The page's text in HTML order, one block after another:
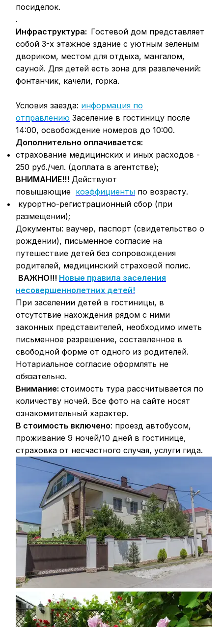
посиделок.
.
Инфраструктура: Гостевой дом представляет
собой 3-х этажное здание с уютным зеленым
двориком, местом для отдыха, мангалом,
сауной. Для детей есть зона для развлечений:
фонтанчик, качели, горка.
Условия заезда: информация по
отправлению Заселение в гостиницу после
14:00, освобождение номеров до 10:00.
Дополнительно оплачивается:
страхование медицинских и иных расходов -
250 руб./чел. (доплата в агентстве);
ВНИМАНИЕ!!! Действуют
повышающие коэффициенты по возрасту.
курортно-регистрационный сбор (при
размещении);
Документы: ваучер, паспорт (свидетельство о
рождении), письменное согласие на
путешествие детей без сопровождения
родителей, медицинский страховой полис.
ВАЖНО!!! Новые правила заселения
несовершеннолетних детей!
При заселении детей в гостиницы, в
отсутствие нахождения рядом с ними
законных представителей, необходимо иметь
письменное разрешение, составленное в
свободной форме от одного из родителей.
Нотариальное согласие оформлять не
обязательно.
Внимание: стоимость тура рассчитывается по
количеству ночей. Все фото на сайте носят
ознакомительный характер.
В стоимость включено: проезд автобусом,
проживание 9 ночей/10 дней в гостинице,
страховка от несчастного случая, услуги гида.